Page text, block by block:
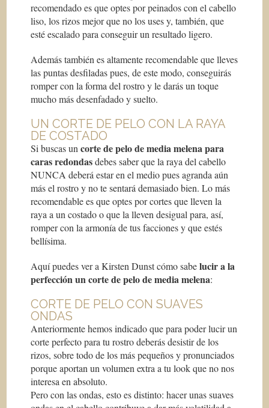
recomendado es que optes por peinados con el cabello
liso, los rizos mejor que no los uses y, también, que
esté escalado para conseguir un resultado ligero.
Además también es altamente recomendable que lleves
las puntas desfiladas pues, de este modo, conseguirás
romper con la forma del rostro y le darás un toque
mucho más desenfadado y suelto.
UN CORTE DE PELO CON LA RAYA
DE COSTADO
Si buscas un corte de pelo de media melena para
caras redondasdebes saber que la raya del cabello
NUNCA deberá estar en el medio pues agranda aún
más el rostro y no te sentará demasiado bien. Lo más
recomendable es que optes por cortes que lleven la
raya a un costado o que la lleven desigual para, así,
romper con la armonía de tus facciones y que estés
bellísima.
Aquí puedes ver a Kirsten Dunst cómo sabelucir a la
perfección un corte de pelo de media melena:
CORTE DE PELO CON SUAVES
ONDAS
Anteriormente hemos indicado que para poder lucir un
corte perfecto para tu rostro deberás desistir de los
rizos, sobre todo de los más pequeños y pronunciados
porque aportan un volumen extra a tu look que no nos
interesa en absoluto.
Pero con las ondas, esto es distinto: hacer unas suaves